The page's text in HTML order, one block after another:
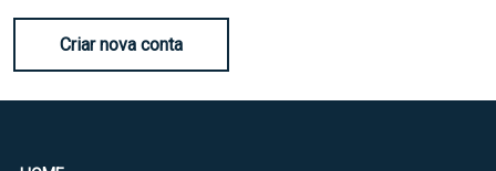
Criar nova conta